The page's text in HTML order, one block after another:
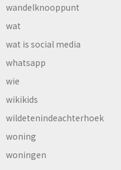
wandelknooppunt
wat
wat is social media
whatsapp
wie
wikikids
wildetenindeachterhoek
woning
woningen